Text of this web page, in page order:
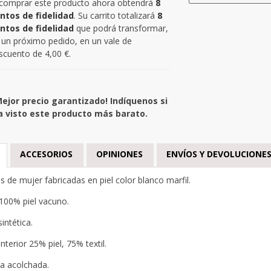
este producto ahora obtendrá 8
de fidelidad. Su carrito totalizará 8
de fidelidadque podrá transformar,
próximo pedido, en un vale de
de 4,00 €.
precio garantizado! Indíquenos si
visto este producto más barato.
ACCESORIOS OPINIONES ENVÍOS Y DEVOLUCIONES
de mujer fabricadas en piel color blanco marfil.
piel vacuno.
25% piel, 75% textil.
acolchada.